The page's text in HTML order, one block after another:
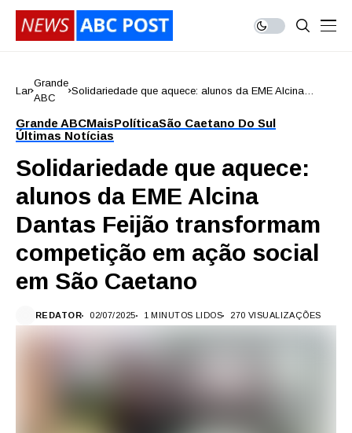
Lar
Grande
ABC
Solidariedade que aquece: alunos da EME Alcina
em São Caetano
Grande ABCMaisPolíticaSão Caetano Do Sul
Últimas Notícias
Solidariedade que aquece:
alunos da EME Alcina
Dantas Feijão transformam
competição em ação social
em São Caetano
REDATOR 02/07/2025 1 MINUTOS LIDOS 270 VISUALIZAÇÕES